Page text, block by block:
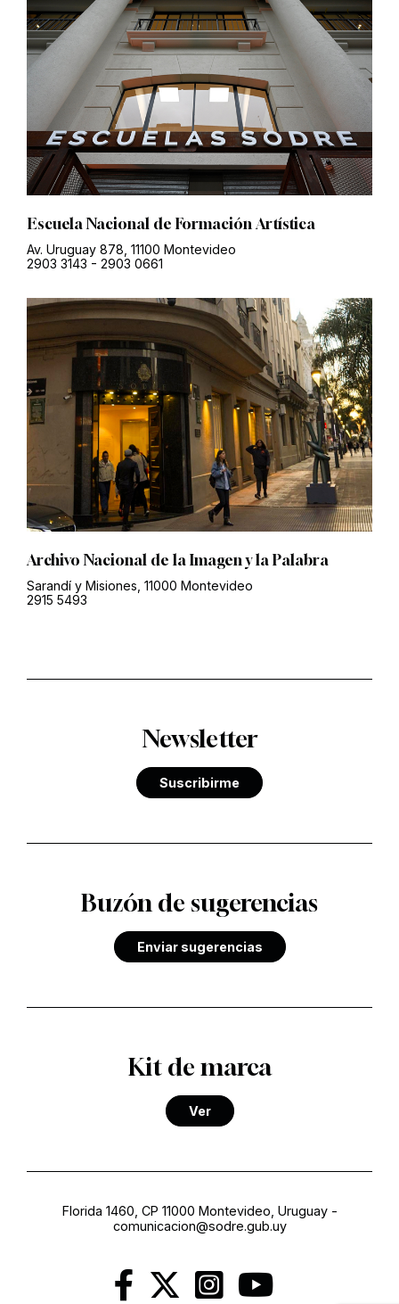
Escuela Nacional de Formación Artística
Av. Uruguay 878, 11100 Montevideo
2903 3143 - 2903 0661
Archivo Nacional de la Imagen y la Palabra
Sarandí y Misiones, 11000 Montevideo
2915 5493
Newsletter
Suscribirme
Buzón de sugerencias
Enviar sugerencias
Kit de marca
Ver
Florida 1460, CP 11000 Montevideo, Uruguay-
comunicacion@sodre.gub.uy